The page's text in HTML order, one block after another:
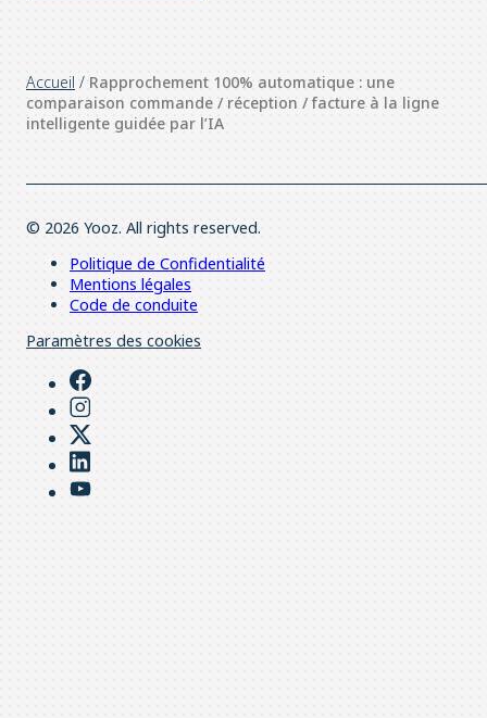
Accueil / Rapprochement 100% automatique : une
comparaison commande / réception / facture à la ligne
intelligente guidée par l’IA​ ​
© 2026 Yooz. All rights reserved.
Politique de Confidentialité
Mentions légales
Code de conduite
Paramètres des cookies